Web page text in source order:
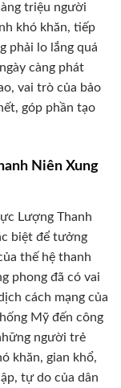
triệu người
khó khăn, tiếp
phải lo lắng quá
càng phát
vai trò của bảo
góp phần tạo
Niên Xung
Lượng Thanh
biệt để tưởng
thế hệ thanh
phong đã có vai
cách mạng của
Mỹ đến công
người trẻ
khăn, gian khổ,
tự do của dân